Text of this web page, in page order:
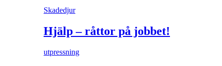
Skadedjur
Hjälp – råttor på jobbet!
utpressning